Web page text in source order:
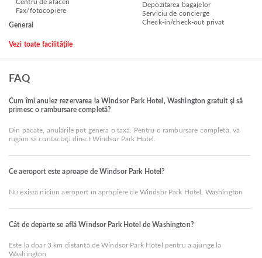
Centru de afaceri
Fax/fotocopiere
General
Depozitarea bagajelor
Serviciu de concierge
Check-in/check-out privat
Vezi toate facilitățile
FAQ
Cum îmi anulez rezervarea la Windsor Park Hotel, Washington gratuit și să
primesc o rambursare completă?
Din păcate, anulările pot genera o taxă. Pentru o rambursare completă, vă
rugăm să contactați direct Windsor Park Hotel.
Ce aeroport este aproape de Windsor Park Hotel?
Nu există niciun aeroport în apropiere de Windsor Park Hotel, Washington
Cât de departe se află Windsor Park Hotel de Washington?
Este la doar 3 km distanță de Windsor Park Hotel pentru a ajunge la
Washington